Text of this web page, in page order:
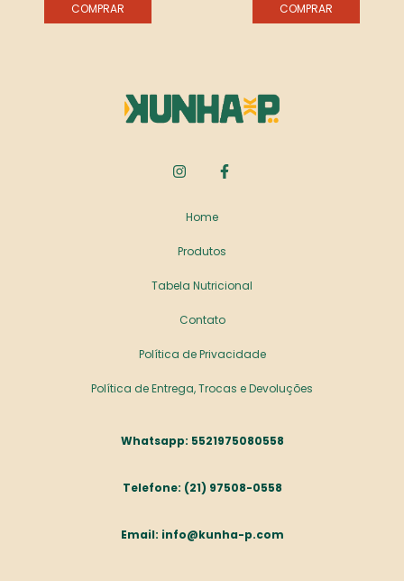
Home
Produtos
Tabela Nutricional
Contato
Política de Privacidade
Política de Entrega, Trocas e Devoluções